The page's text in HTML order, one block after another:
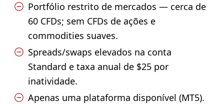
Portfólio restrito de mercados — cerca de
60 CFDs; sem CFDs de ações e
commodities suaves.
Spreads/swaps elevados na conta
Standard e taxa anual de $25 por
inatividade.
Apenas uma plataforma disponível (MT5).